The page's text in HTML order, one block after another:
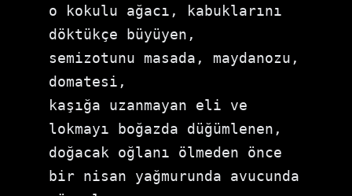
o kokulu ağacı, kabuklarını
döktükçe büyüyen,
semizotunu masada, maydanozu,
domatesi,
kaşığa uzanmayan eli ve
lokmayı boğazda düğümlenen,
doğacak oğlanı ölmeden önce
bir nisan yağmurunda avucunda